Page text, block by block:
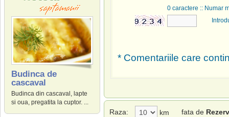
Budinca de
cascaval
Budinca din cascaval, lapte
si oua, pregatita la cuptor. ...
0 caractere :: Numar
* Comentariile care
Raza: km fata de